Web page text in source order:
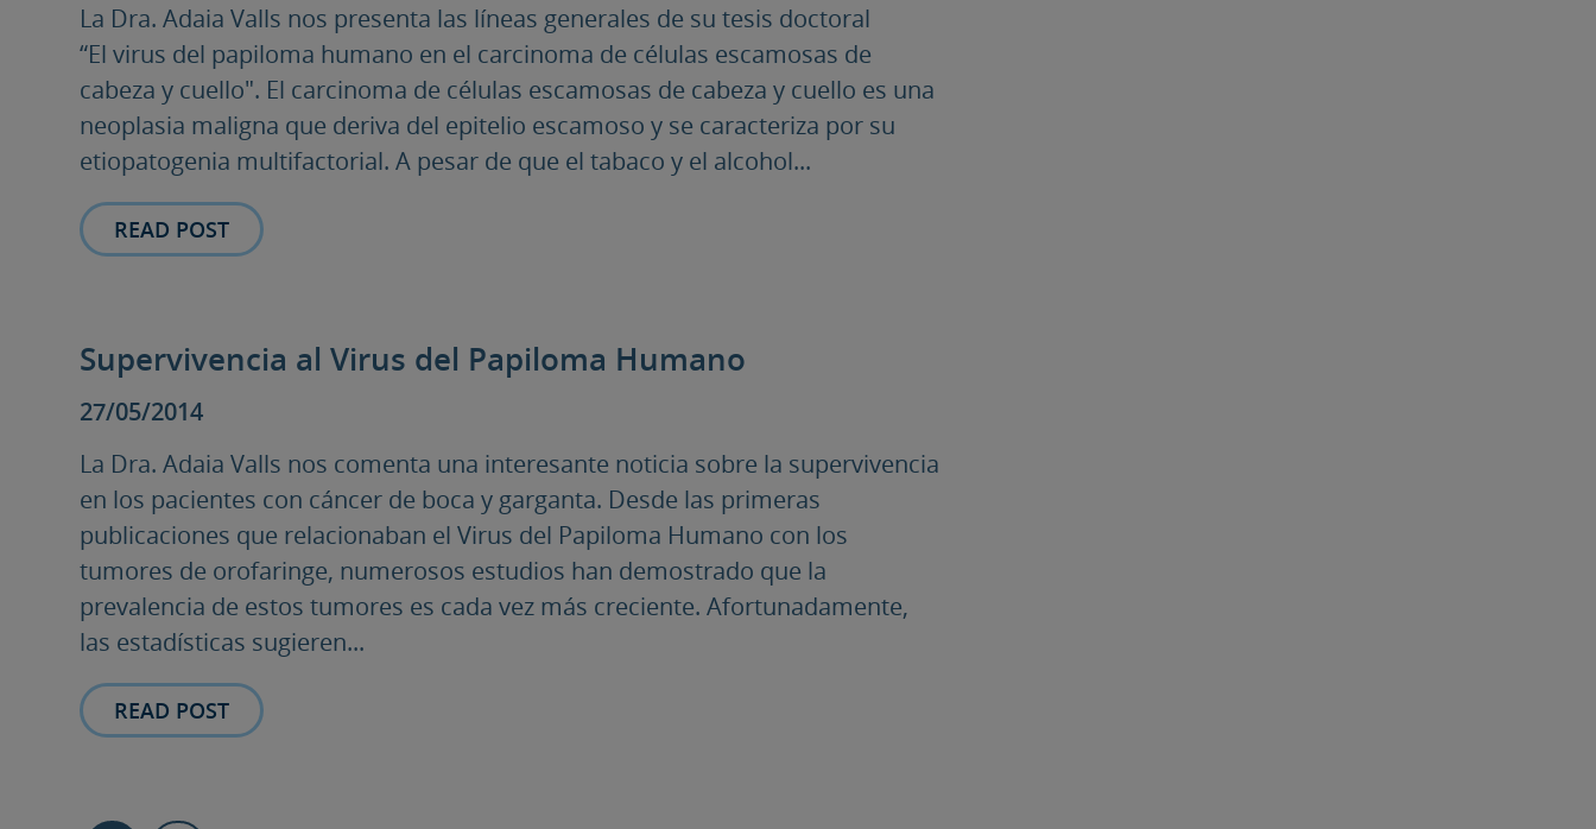
La Dra. Adaia Valls nos presenta las líneas generales de su tesis doctoral
“El virus del papiloma humano en el carcinoma de células escamosas de
cabeza y cuello". El carcinoma de células escamosas de cabeza y cuello es una
neoplasia maligna que deriva del epitelio escamoso y se caracteriza por su
etiopatogenia multifactorial. A pesar de que el tabaco y el alcohol...
READ POST
Supervivencia al Virus del Papiloma Humano
27/05/2014
La Dra. Adaia Valls nos comenta una interesante noticia sobre la supervivencia
en los pacientes con cáncer de boca y garganta. Desde las primeras
publicaciones que relacionaban el Virus del Papiloma Humano con los
tumores de orofaringe, numerosos estudios han demostrado que la
prevalencia de estos tumores es cada vez más creciente. Afortunadamente,
las estadísticas sugieren...
READ POST